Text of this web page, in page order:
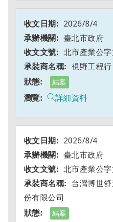
2026/8/4
臺北市政府
北市產業公
視野工程行
結案
詳細資料
2026/8/4
臺北市政府
北市產業公
台灣博世
份有限公司
結案